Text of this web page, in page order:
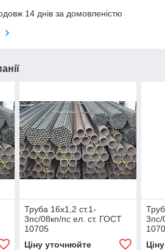
14 днів за домовленістю
Труба 16х1,2 ст.1-
3пс/08кп/пс ел. ст. ГОСТ
10705
Ціну уточнюйте
3пс/